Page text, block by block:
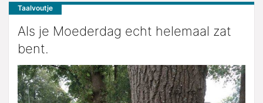
Taalvoutje
Als je Moederdag echt helemaal zat
bent.